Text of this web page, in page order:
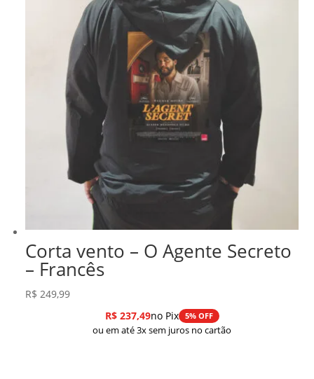
Corta vento – O Agente Secreto
– Francês
R$ 249,99
R$237,49no Pix 5% OFF
ou em até 3x sem juros no cartão